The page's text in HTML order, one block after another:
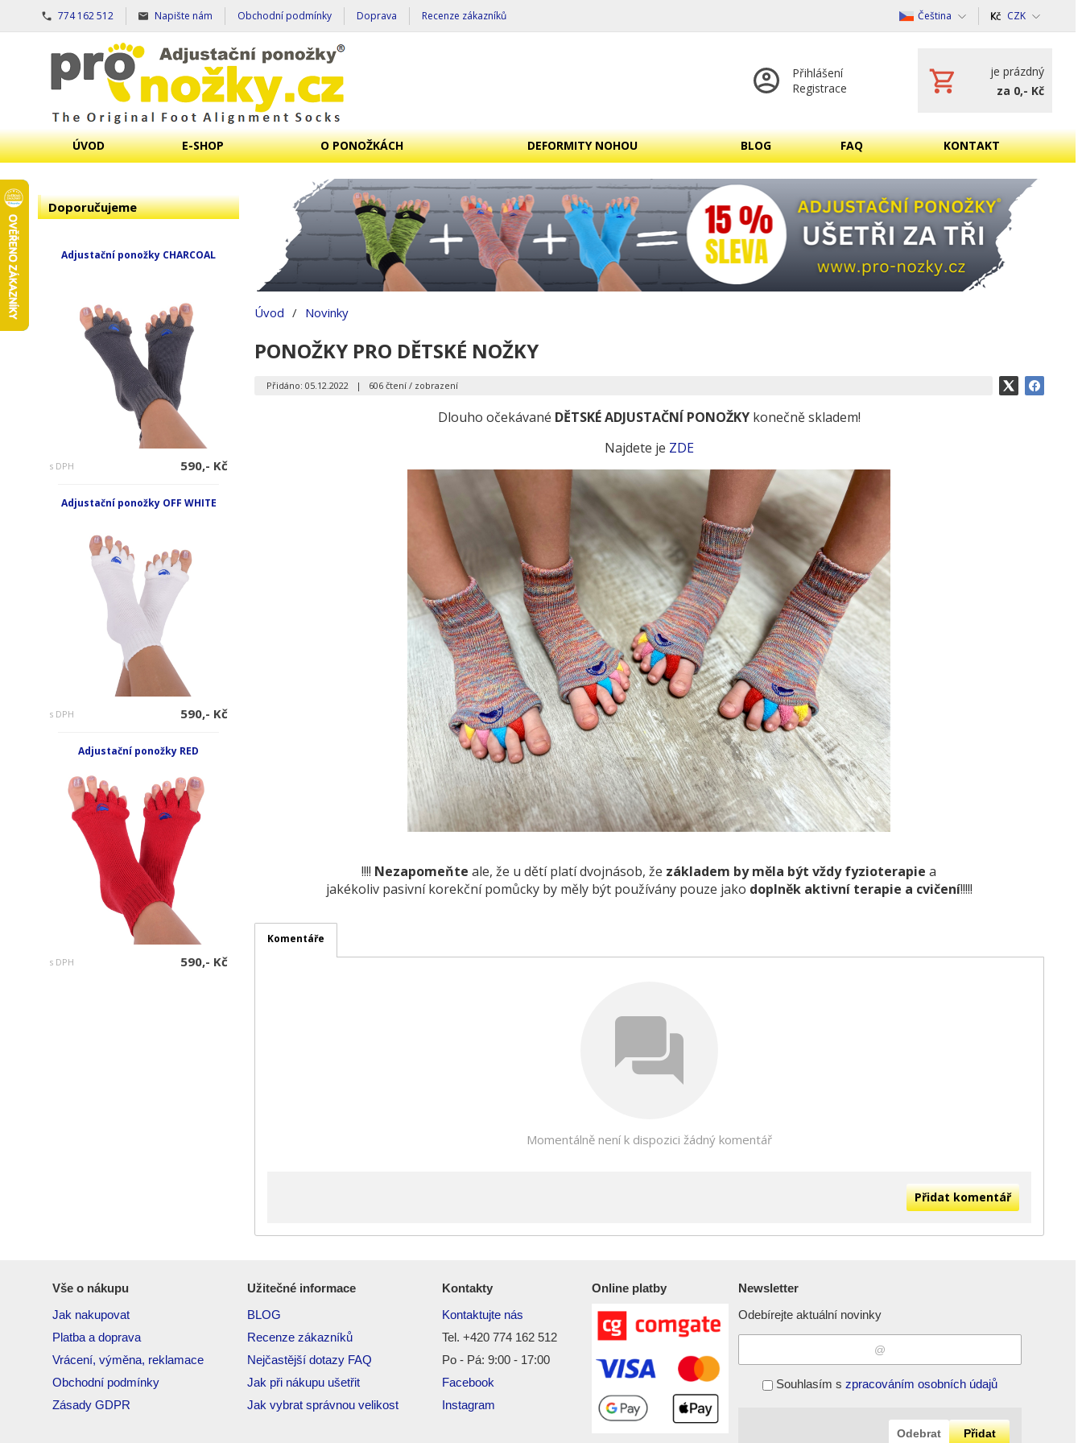
774 162 512 Napište nám Obchodní podmínky Doprava Recenze zákazníků Čeština CZK
Přihlášení
Registrace
je prázdný
za 0,- Kč
ÚVOD E-SHOP O PONOŽKÁCH DEFORMITY NOHOU BLOG FAQ KONTAKT
Doporučujeme
Adjustační ponožky CHARCOAL
s DPH 590,- Kč
Adjustační ponožky OFF WHITE
s DPH 590,- Kč
Adjustační ponožky RED
s DPH 590,- Kč
Úvod / Novinky
PONOŽKY PRO DĚTSKÉ NOŽKY
Přidáno: 05.12.2022| 606 čtení / zobrazení
Dlouho očekávané DĚTSKÉ ADJUSTAČNÍ PONOŽKYkonečně skladem!
Najdete je ZDE
!!!! Nezapomeňte ale, že u dětí platí dvojnásob, že základem by měla být vždy fyzioterapie a
jakékoliv pasivní korekční pomůcky by měly být používány pouze jako doplněk aktivní terapie a cvičení!!!!!
Komentáře
Momentálně není k dispozici žádný komentář
Přidat komentář
Vše o nákupu
Jak nakupovat
Platba a doprava
Vrácení, výměna, reklamace
Obchodní podmínky
Zásady GDPR
Užitečné informace
BLOG
Recenze zákazníků
Nejčastější dotazy FAQ
Jak při nákupu ušetřit
Jak vybrat správnou velikost
Kontakty
Kontaktujte nás
Tel. +420 774 162 512
Po - Pá: 9:00 - 17:00
Facebook
Instagram
Online platby
Newsletter
Odebírejte aktuální novinky
Souhlasím s zpracováním osobních údajů
Odebrat Přidat